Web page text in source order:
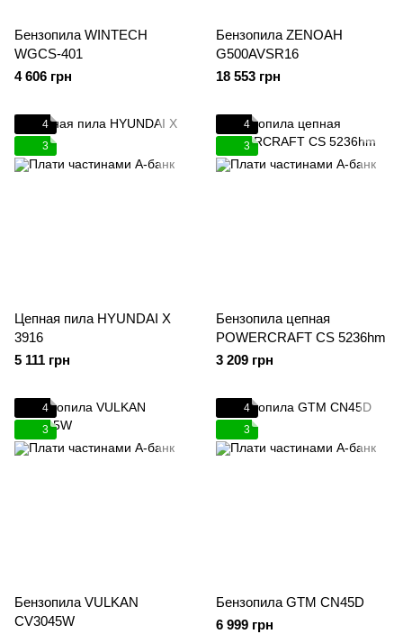
Бензопила WINTECH
WGCS-401
4 606 грн
Бензопила ZENOAH
G500AVSR16
18 553 грн
4
3
Цепная пила HYUNDAI X
3916
5 111 грн
4
3
Бензопила цепная
POWERCRAFT CS 5236hm
3 209 грн
4
3
Бензопила VULKAN
CV3045W
4
3
Бензопила GTM CN45D
6 999 грн